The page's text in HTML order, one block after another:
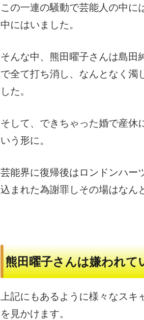
この一連の騒動で芸能人の中に
中にはいました。
そんな中、熊田曜子さんは島田
で全て打ち消し、なんとなく濁
した。
そして、できちゃった婚で産休
いう形に。
芸能界に復帰後はロンドンハー
込まれた為謝罪しその場はなん
熊田曜子さんは嫌われて
上記にもあるように様々なスキ
を見かけます。